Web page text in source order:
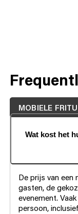
MOBIELE
Wat kost het
De prijs van een
gasten, de
evenement.
persoon,